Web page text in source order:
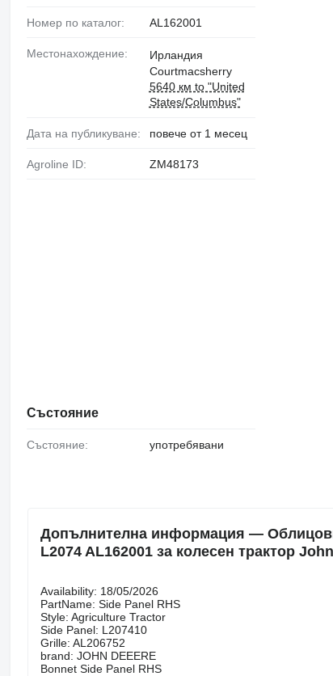
Номер по каталог: AL162001
Местонахождение:
Ирландия
Courtmacsherry
5640 км to "United
States/Columbus"
Дата на публикуване: повече от 1 месец
Agroline ID: ZM48173
Състояние
Състояние: употребявани
Допълнителна информация —
L2074 AL162001 за колесен трактор
Availability: 18/05/2026
PartName: Side Panel RHS
Style: Agriculture Tractor
Side Panel: L207410
Grille: AL206752
brand: JOHN DEEERE
Bonnet Side Panel RHS